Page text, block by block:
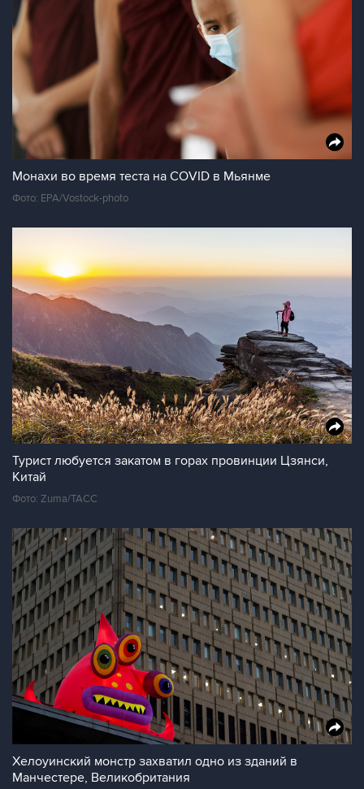
Монахи во время теста на COVID в Мьянме
Фото: EPA/Vostock-photo
Турист любуется закатом в горах провинции Цзянси,
Китай
Фото: Zuma/ТАСС
Хелоуинский монстр захватил одно из зданий в
Манчестере, Великобритания